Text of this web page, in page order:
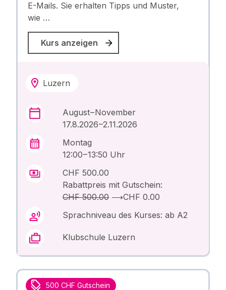
E-Mails. Sie erhalten Tipps und Muster,
wie …
Kurs anzeigen
Luzern
August – November
17.8.2026 –2.11.2026
Montag
12:00 – 13:50 Uhr
CHF 500.00
Rabattpreis mit Gutschein:
CHF 500.00⟶CHF 0.00
Sprachniveau des Kurses: ab A2
Klubschule Luzern
500 CHF Gutschein